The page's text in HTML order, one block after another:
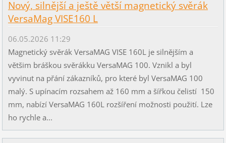
Nový, silnější a ještě větší magnetický svěrák
VersaMag VISE160 L
06.05.2026 11:29
Magnetický svěrák VersaMAG VISE 160L je silnějším a
většim bráškou svěrákku VersaMAG 100. Vznikl a byl
vyvinut na přání zákazníků, pro které byl VersaMAG 100
malý. S upínacím rozsahem až 160 mm a šířkou čelistí 150
mm, nabízí VersaMAG 160L rozšíření možnosti použití. Lze
ho rychle a...